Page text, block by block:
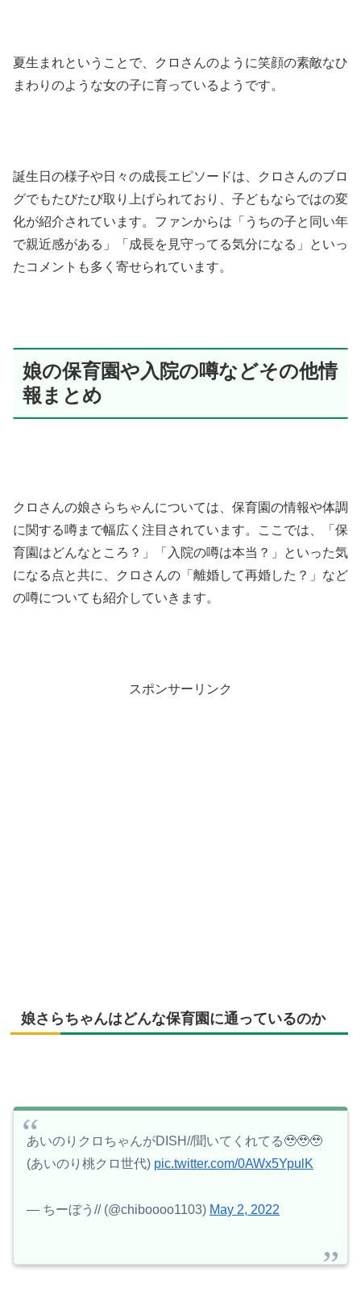
夏生まれということで、クロさんのように笑顔の素敵なひ
まわりのような女の子に育っているようです。
誕生日の様子や日々の成長エピソードは、クロさんのブロ
グでもたびたび取り上げられており、子どもならではの変
化が紹介されています。ファンからは「うちの子と同い年
で親近感がある」「成長を見守ってる気分になる」といっ
たコメントも多く寄せられています。
娘の保育園や入院の噂などその他情
報まとめ
クロさんの娘さらちゃんについては、保育園の情報や体調
に関する噂まで幅広く注目されています。ここでは、「保
育園はどんなところ？」「入院の噂は本当？」といった気
になる点と共に、クロさんの「離婚して再婚した？」など
の噂についても紹介していきます。
スポンサーリンク
娘さらちゃんはどんな保育園に通っているのか
あいのりクロちゃんがDISH//聞いてくれてる🥹🥹🥹
(あいのり桃クロ世代) pic.twitter.com/0AWx5YpulK
— ちーぼう// (@chiboooo1103) May 2, 2022